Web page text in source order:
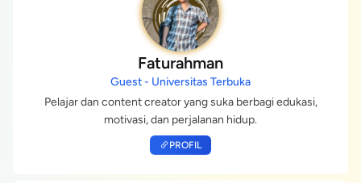
Faturahman
Guest - Universitas Terbuka
Pelajar dan content creator yang suka berbagi edukasi,
motivasi, dan perjalanan hidup.
PROFIL